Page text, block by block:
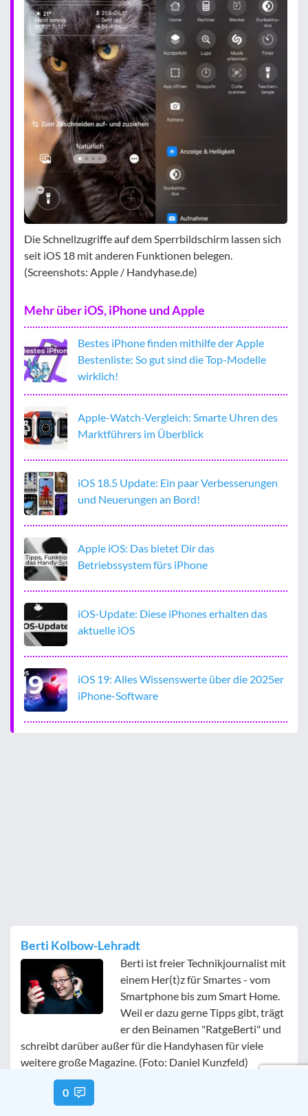
Die Schnellzugriffe auf dem Sperrbildschirm lassen sich
seit iOS 18 mit anderen Funktionen belegen.
(Screenshots: Apple / Handyhase.de)
Mehr über iOS, iPhone und Apple
Bestes iPhone finden mithilfe der Apple
Bestenliste: So gut sind die Top-Modelle
wirklich!
Apple-Watch-Vergleich: Smarte Uhren des
Marktführers im Überblick
iOS 18.5 Update: Ein paar Verbesserungen
und Neuerungen an Bord!
Apple iOS: Das bietet Dir das
Betriebssystem fürs iPhone
iOS-Update: Diese iPhones erhalten das
aktuelle iOS
iOS 19: Alles Wissenswerte über die 2025er
iPhone-Software
Berti Kolbow-Lehradt
Berti ist freier Technikjournalist mit
einem Her(t)z für Smartes - vom
Smartphone bis zum Smart Home.
Weil er dazu gerne Tipps gibt, trägt
er den Beinamen "RatgeBerti" und
schreibt darüber außer für die Handyhasen für viele
weitere große Magazine. (Foto: Daniel Kunzfeld)
Kommentar verfassen
0